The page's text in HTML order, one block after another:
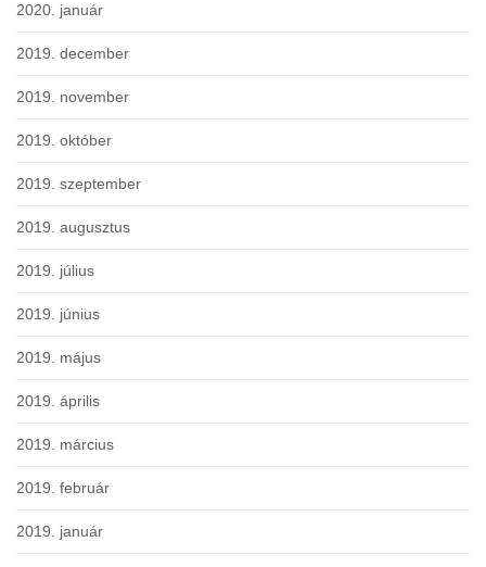
2020. január
2019. december
2019. november
2019. október
2019. szeptember
2019. augusztus
2019. július
2019. június
2019. május
2019. április
2019. március
2019. február
2019. január